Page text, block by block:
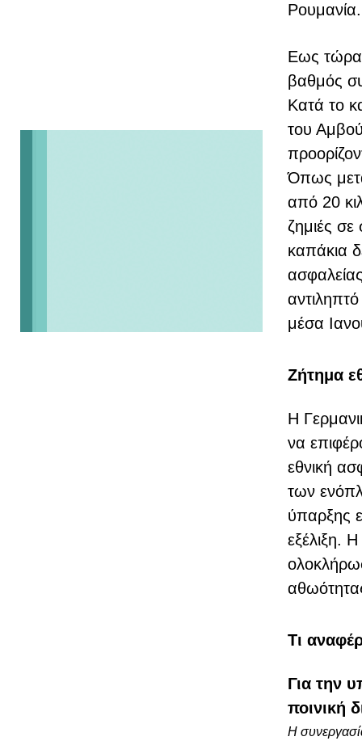
Ρουμανία.
Εως τώρα
βαθμός
Κατά το
του
Όπως
από 20
ζημιές
καπάκια
μέσα
Ζήτημα
Η
να
εθνική
των
ύπαρξης
εξέλιξη.
Τι
Για την
ποινική
Η